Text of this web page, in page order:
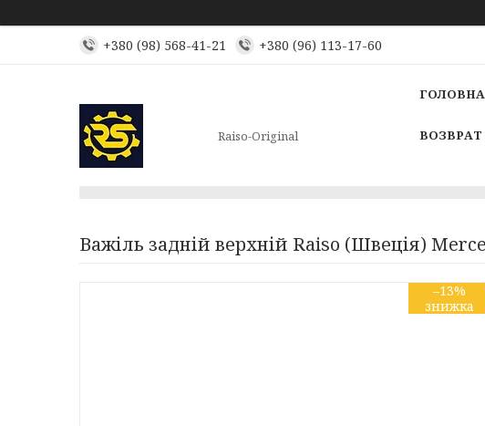
+380 (98) 568-41-21 +380 (96) 113-17-60
Raiso-Original
ГОЛОВНА
Важіль задній верхній Raiso (Швеція)
–13%